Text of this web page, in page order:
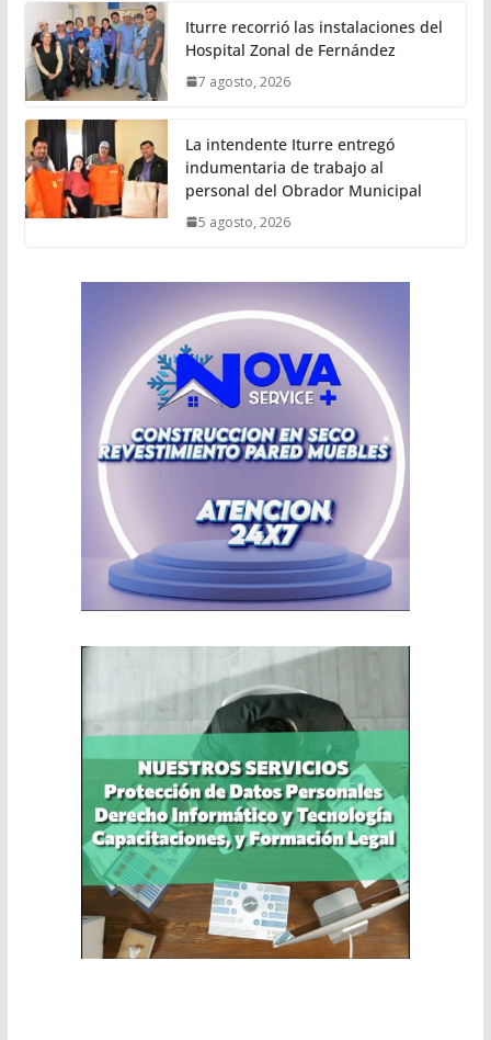
Iturre recorrió las instalaciones del
Hospital Zonal de Fernández
7 agosto, 2026
La intendente Iturre entregó
indumentaria de trabajo al
personal del Obrador Municipal
5 agosto, 2026